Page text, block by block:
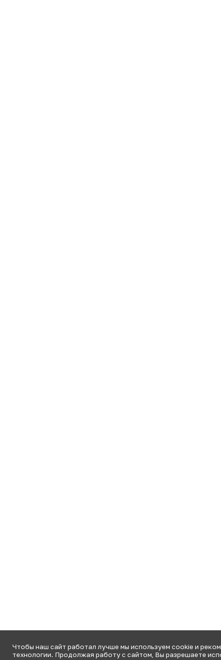
Чтобы наш сайт работал лучше мы используем cookie и
технологии. Продолжая работу с сайтом, Вы разрешаете